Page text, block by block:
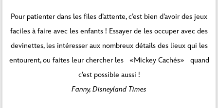
Pour patienter dans les files d’attente, c’est bien d’avoir des jeux
faciles à faire avec les enfants ! Essayer de les occuper avec des
devinettes, les intéresser aux nombreux détails des lieux qui les
entourent, ou faites leur chercher les «Mickey Cachés» quand
c’est possible aussi !
Fanny, Disneyland Times